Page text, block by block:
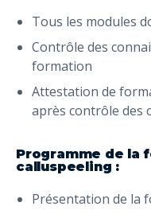
Tous les modules
Contrôle des
formation
Attestation de
après contrôle des
Programme de la
calluspeeling :
Présentation de la